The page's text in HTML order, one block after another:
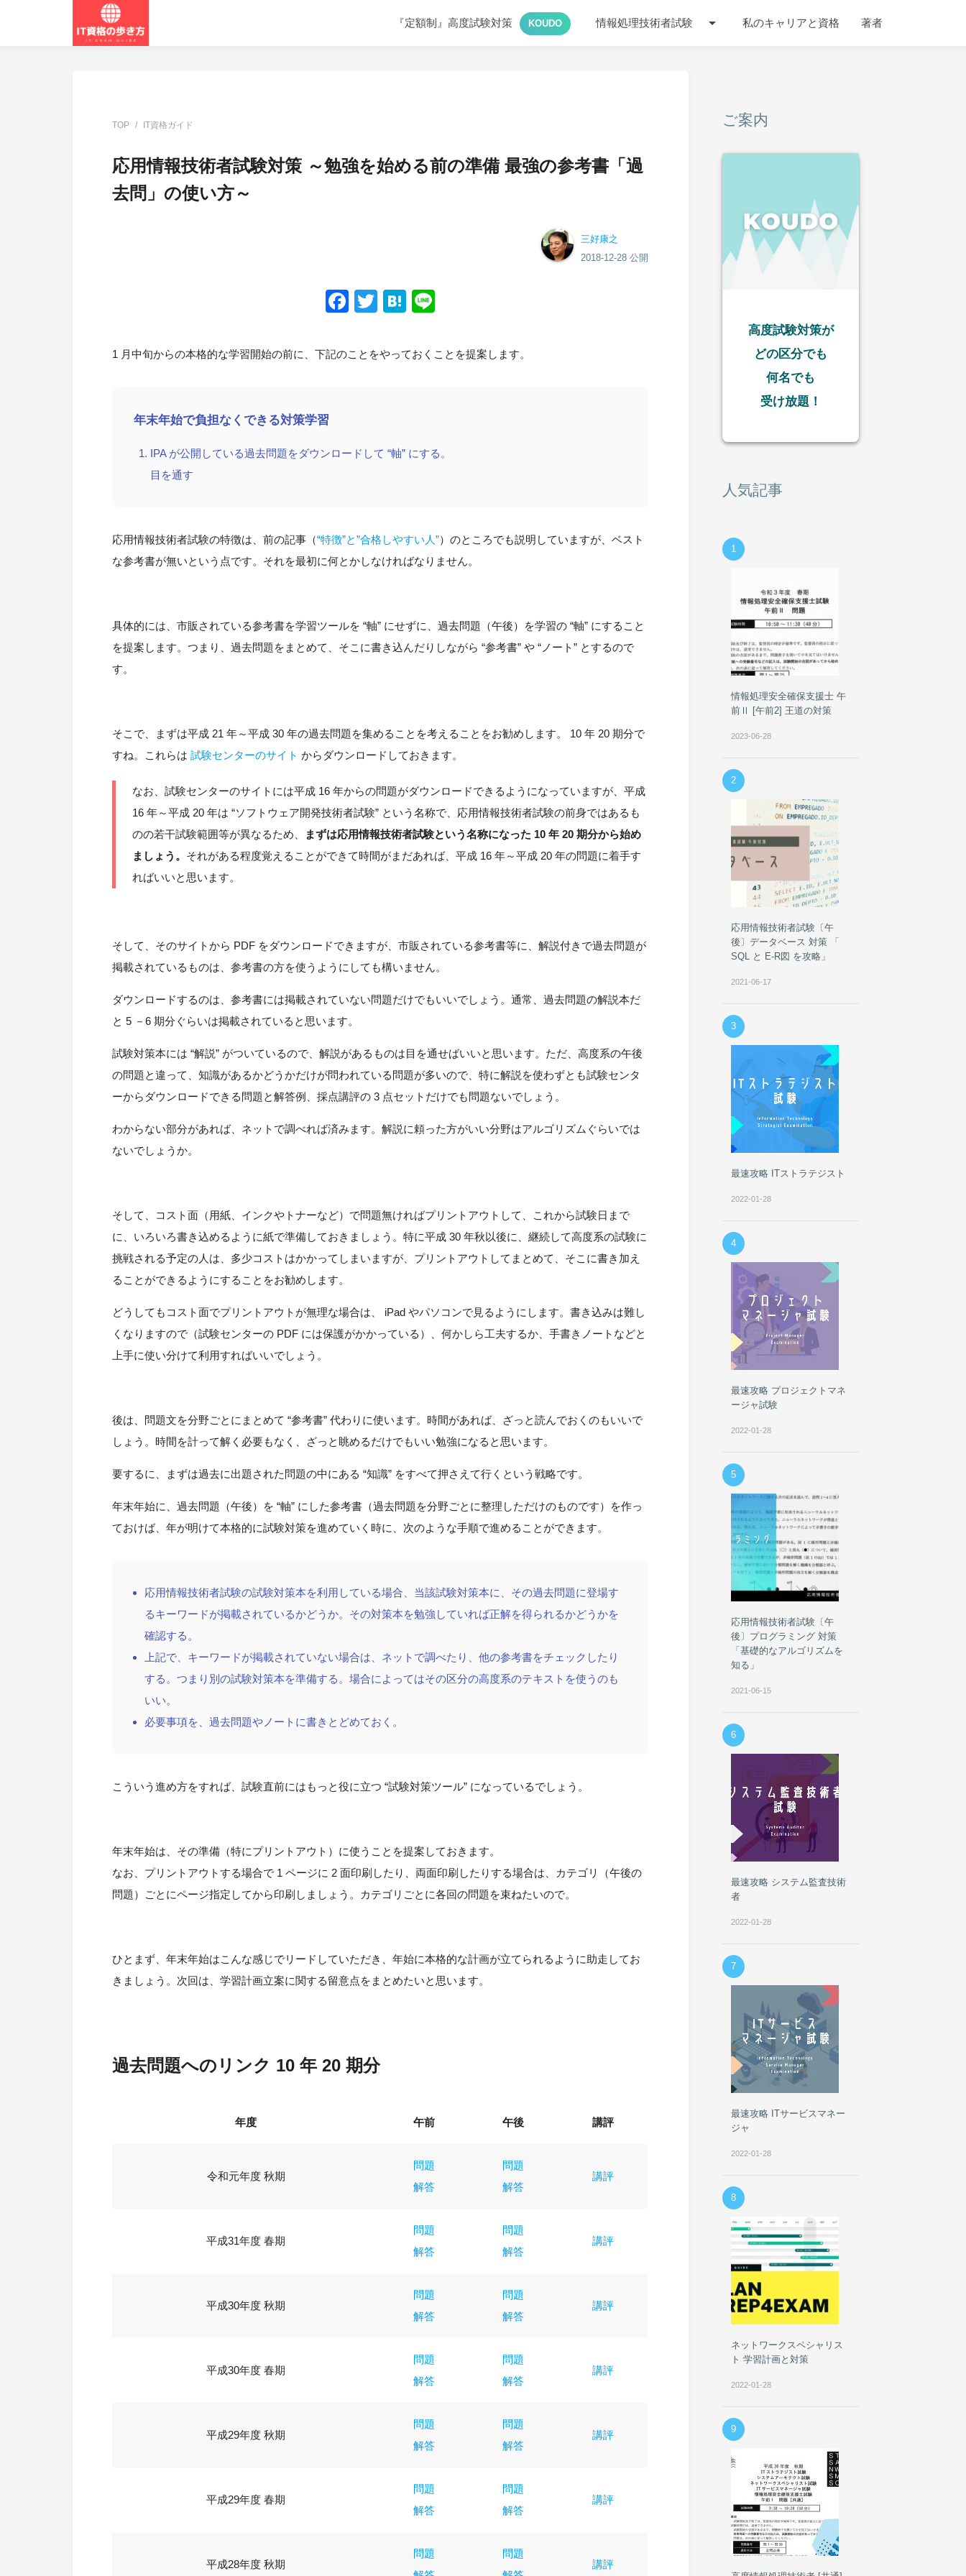
『定額制』高度試験対策 KOUDO 情報処理技術者試験 arrow_drop_down 私のキャリアと資格 著者
TOP IT資格ガイド
応用情報技術者試験対策 ～勉強を始める前の準備 最強の参考書「過
去問」の使い方～
三好康之
2018-12-28 公開
Facebook
TwitterHatena
1 月中旬からの本格的な学習開始の前に、下記のことをやっておくことを提案します。
年末年始で負担なくできる対策学習
IPA が公開している過去問題をダウンロードして “軸” にする。
目を通す
応用情報技術者試験の特徴は、前の記事（“特徴”と”合格しやすい人”）のところでも説明していますが、ベスト
な参考書が無いという点です。それを最初に何とかしなければなりません。
具体的には、市販されている参考書を学習ツールを “軸” にせずに、過去問題（午後）を学習の “軸” にすること
を提案します。つまり、過去問題をまとめて、そこに書き込んだりしながら “参考書” や “ノート” とするので
す。
そこで、まずは平成 21 年～平成 30 年の過去問題を集めることを考えることをお勧めします。 10 年 20 期分で
すね。これらは試験センターのサイト からダウンロードしておきます。
なお、試験センターのサイトには平成 16 年からの問題がダウンロードできるようになっていますが、平成
16 年～平成 20 年は “ソフトウェア開発技術者試験” という名称で、応用情報技術者試験の前身ではあるも
のの若干試験範囲等が異なるため、
まずは応用情報技術者試験という名称になった 10 年 20 期分から始め
ましょう。 それがある程度覚えることができて時間がまだあれば、平成 16 年～平成 20 年の問題に着手す
ればいいと思います。
そして、そのサイトから PDF をダウンロードできますが、市販されている参考書等に、解説付きで過去問題が
掲載されているものは、参考書の方を使うようにしても構いません。
ダウンロードするのは、参考書には掲載されていない問題だけでもいいでしょう。通常、過去問題の解説本だ
と 5 －6 期分ぐらいは掲載されていると思います。
試験対策本には “解説” がついているので、解説があるものは目を通せばいいと思います。ただ、高度系の午後
の問題と違って、知識があるかどうかだけが問われている問題が多いので、特に解説を使わずとも試験センタ
ーからダウンロードできる問題と解答例、採点講評の 3 点セットだけでも問題ないでしょう。
わからない部分があれば、ネットで調べれば済みます。解説に頼った方がいい分野はアルゴリズムぐらいでは
ないでしょうか。
そして、コスト面（用紙、インクやトナーなど）で問題無ければプリントアウトして、これから試験日まで
に、いろいろ書き込めるように紙で準備しておきましょう。特に平成 30 年秋以後に、継続して高度系の試験に
挑戦される予定の人は、多少コストはかかってしまいますが、プリントアウトしてまとめて、そこに書き加え
ることができるようにすることをお勧めします。
どうしてもコスト面でプリントアウトが無理な場合は、 iPad やパソコンで見るようにします。書き込みは難し
くなりますので（試験センターの PDF には保護がかかっている）、何かしら工夫するか、手書きノートなどと
上手に使い分けて利用すればいいでしょう。
後は、問題文を分野ごとにまとめて “参考書” 代わりに使います。時間があれば、ざっと読んでおくのもいいで
しょう。時間を計って解く必要もなく、ざっと眺めるだけでもいい勉強になると思います。
要するに、まずは過去に出題された問題の中にある “知識” をすべて押さえて行くという戦略です。
年末年始に、過去問題（午後）を “軸” にした参考書（過去問題を分野ごとに整理しただけのものです）を作っ
ておけば、年が明けて本格的に試験対策を進めていく時に、次のような手順で進めることができます。
応用情報技術者試験の試験対策本を利用している場合、当該試験対策本に、その過去問題に登場す
るキーワードが掲載されているかどうか。その対策本を勉強していれば正解を得られるかどうかを
確認する。
上記で、キーワードが掲載されていない場合は、ネットで調べたり、他の参考書をチェックしたり
する。つまり別の試験対策本を準備する。場合によってはその区分の高度系のテキストを使うのも
いい。
必要事項を、過去問題やノートに書きとどめておく。
こういう進め方をすれば、試験直前にはもっと役に立つ “試験対策ツール” になっているでしょう。
年末年始は、その準備（特にプリントアウト）に使うことを提案しておきます。
なお、プリントアウトする場合で 1 ページに 2 面印刷したり、両面印刷したりする場合は、カテゴリ（午後の
問題）ごとにページ指定してから印刷しましょう。カテゴリごとに各回の問題を束ねたいので。
ひとまず、年末年始はこんな感じでリードしていただき、年始に本格的な計画が立てられるように助走してお
きましょう。次回は、学習計画立案に関する留意点をまとめたいと思います。
過去問題へのリンク 10 年 20 期分
年度 午前 午後 講評
令和元年度 秋期
問題
解答
問題
解答
講評
平成31年度 春期
問題
解答
問題
解答
講評
平成30年度 秋期
問題
解答
問題
解答
講評
平成30年度 春期
問題
解答
問題
解答
講評
平成29年度 秋期
問題
解答
問題
解答
講評
平成29年度 春期
問題
解答
問題
解答
講評
平成28年度 秋期
問題
問題
講評
ご案内
高度試験対策が
どの区分でも
何名でも
受け放題！
人気記事
1
情報処理安全確保支援士 午
前Ⅱ [午前2] 王道の対策
2023-06-28
2
応用情報技術者試験〔午
後〕データベース 対策 「
SQL と E-R図 を攻略」
2021-06-17
3
最速攻略 ITストラテジスト
2022-01-28
4
最速攻略 プロジェクトマネ
ージャ試験
2022-01-28
5
応用情報技術者試験〔午
後〕プログラミング 対策
「基礎的なアルゴリズムを
知る」
2021-06-15
6
最速攻略 システム監査技術
者
2022-01-28
7
最速攻略 ITサービスマネー
ジャ
2022-01-28
8
ネットワークスペシャリス
ト 学習計画と対策
2022-01-28
9